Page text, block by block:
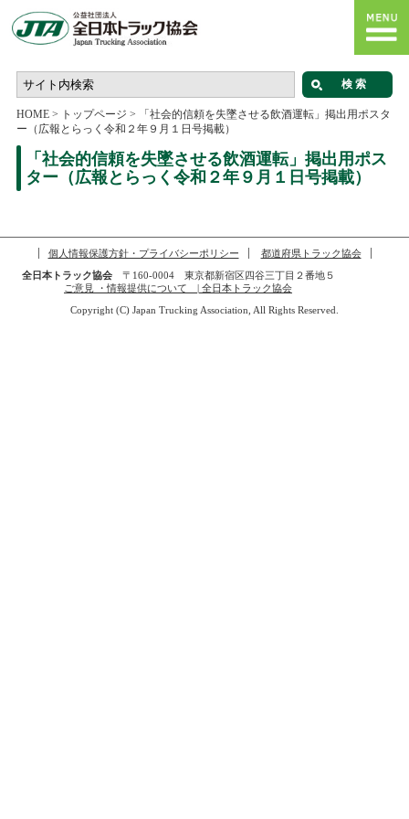
HOME> トップページ >
「社会的信頼を失墜させる飲酒運転」掲出用ポスタ
ー（広報とらっく令和２年９月１日号掲載）
「社会的信頼を失墜させる飲酒運転」掲出用ポス
ター（広報とらっく令和２年９月１日号掲載）
個人情報保護方針・プライバシーポリシー
都道府県トラック協会
全日本トラック協会〒160-0004 東京都新宿区四谷三丁目２番地５
ご意見 ・情報提供について | 全日本トラック協会
Copyright (C) Japan Trucking Association, All Rights Reserved.